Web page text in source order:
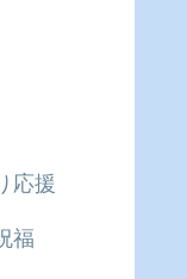
応援
福